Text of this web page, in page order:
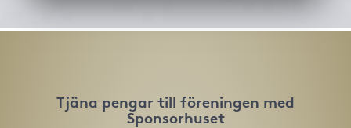
Tjäna pengar till föreningen med
Sponsorhuset